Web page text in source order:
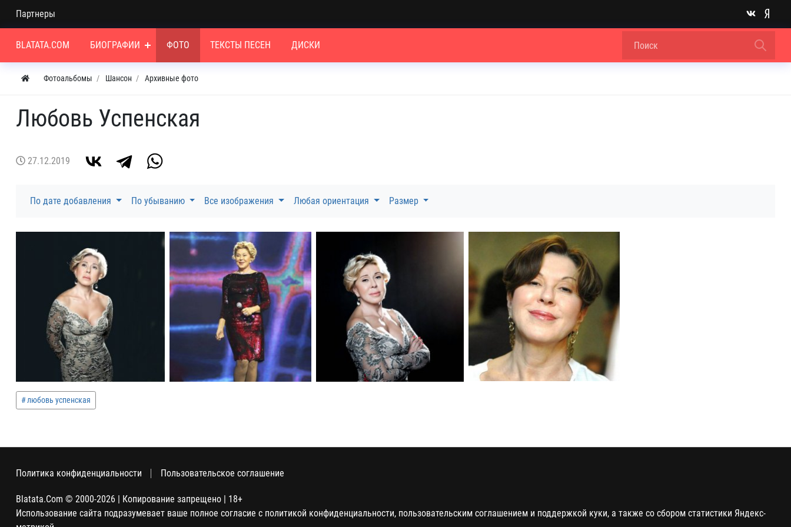
Партнеры
BLATATA.COM БИОГРАФИИ ФОТО ТЕКСТЫ ПЕСЕН ДИСКИ
Фотоальбомы Шансон Архивные фото
Любовь Успенская
27.12.2019
По дате добавления По убыванию Все изображения Любая ориентация Размер
любовь успенская
Политика конфиденциальности Пользовательское соглашение
Blatata.Com © 2000-2026 | Копирование запрещено | 18+
Использование сайта подразумевает ваше полное согласие с политикой конфиденциальности, пользовательским соглашением и поддержкой куки, а также со сбором статистики Яндекс-